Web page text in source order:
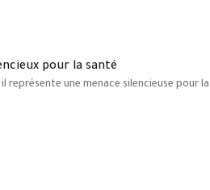
pour la santé
représente une menace silencieuse pour